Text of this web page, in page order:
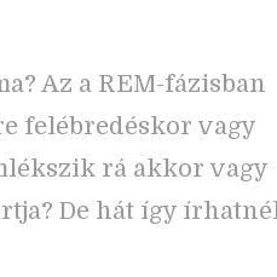
Az a REM-fázisban
felébredéskor vagy
rá akkor vagy
De hát így